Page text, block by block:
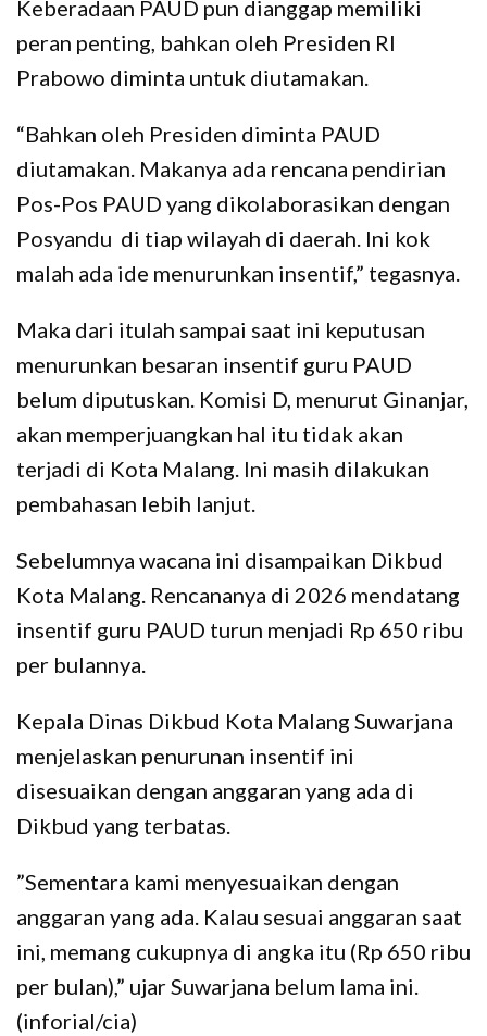
Keberadaan PAUD pun dianggap memiliki
peran penting, bahkan oleh Presiden RI
Prabowo diminta untuk diutamakan.
“Bahkan oleh Presiden diminta PAUD
diutamakan. Makanya ada rencana pendirian
Pos-Pos PAUD yang dikolaborasikan dengan
Posyandu di tiap wilayah di daerah. Ini kok
malah ada ide menurunkan insentif,” tegasnya.
Maka dari itulah sampai saat ini keputusan
menurunkan besaran insentif guru PAUD
belum diputuskan. Komisi D, menurut Ginanjar,
akan memperjuangkan hal itu tidak akan
terjadi di Kota Malang. Ini masih dilakukan
pembahasan lebih lanjut.
Sebelumnya wacana ini disampaikan Dikbud
Kota Malang. Rencananya di 2026 mendatang
insentif guru PAUD turun menjadi Rp 650 ribu
per bulannya.
Kepala Dinas Dikbud Kota Malang Suwarjana
menjelaskan penurunan insentif ini
disesuaikan dengan anggaran yang ada di
Dikbud yang terbatas.
”Sementara kami menyesuaikan dengan
anggaran yang ada. Kalau sesuai anggaran saat
ini, memang cukupnya di angka itu (Rp 650 ribu
per bulan),” ujar Suwarjana belum lama ini.
(inforial/cia)